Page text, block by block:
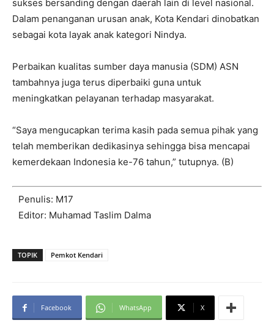
sukses bersanding dengan daerah lain di level nasional.
Dalam penanganan urusan anak, Kota Kendari dinobatkan
sebagai kota layak anak kategori Nindya.
Perbaikan kualitas sumber daya manusia (SDM) ASN
tambahnya juga terus diperbaiki guna untuk
meningkatkan pelayanan terhadap masyarakat.
“Saya mengucapkan terima kasih pada semua pihak yang
telah memberikan dedikasinya sehingga bisa mencapai
kemerdekaan Indonesia ke-76 tahun,” tutupnya. (B)
Penulis: M17
Editor: Muhamad Taslim Dalma
TOPIK Pemkot Kendari
Facebook WhatsApp X